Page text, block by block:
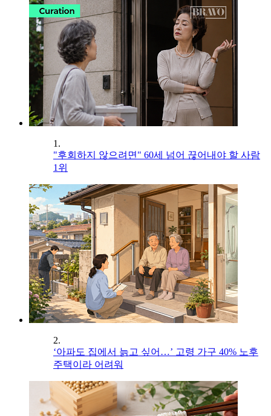
1.
"후회하지 않으려면" 60세 넘어 끊어내야 할 사람
1위
2.
‘아파도 집에서 늙고 싶어…’ 고령 가구 40% 노후
주택이라 어려워